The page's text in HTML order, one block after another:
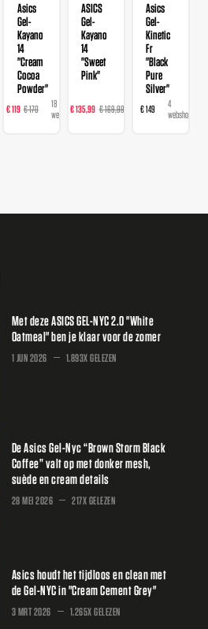
webshops
Asics
Gel-
Kayano
14
"Cream
Cocoa
Powder"
€ 119 € 170
18
webshops
ASICS
Gel-
Kayano
14
"Sweet
Pink"
€ 135,99 € 169,99
23
webshops
Asics
Gel-
Kinetic
Fr
"Black
Pure
Silver"
€ 149
4
webshops
Met deze ASICS GEL-NYC 2.0 "White
Oatmeal" ben je klaar voor de zomer
1 JUN 2026 1.893X GELEZEN
De Asics Gel-Nyc “Brown Storm Black
Coffee” valt op met donker mesh,
suède en cream details
28 MEI 2026 217X GELEZEN
Asics houdt het tijdloos en clean met
de Gel-NYC in "Cream Cement Grey"
3 MRT 2026 1.265X GELEZEN